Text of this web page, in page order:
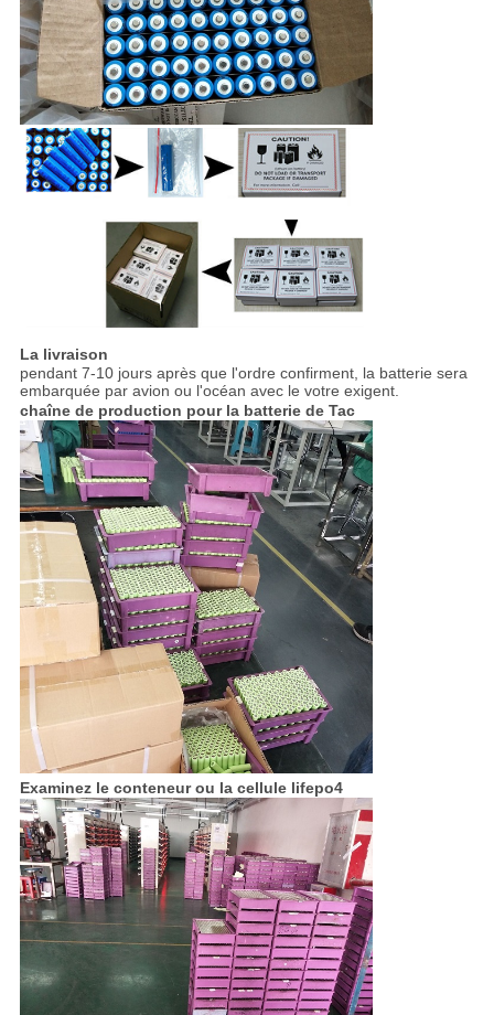
La livraison
pendant 7-10 jours après que l'ordre confirment, la batterie sera
embarquée par avion ou l'océan avec le votre exigent.
chaîne de production pour la batterie de Tac
Examinez le conteneur ou la cellule lifepo4